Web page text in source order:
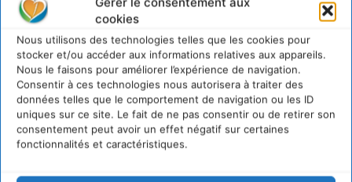
cookies
Nous utilisons des technologies telles que les cookies pour
stocker et/ou accéder aux informations relatives aux appareils.
Nous le faisons pour améliorer l’expérience de navigation.
Consentir à ces technologies nous autorisera à traiter des
données telles que le comportement de navigation ou les ID
uniques sur ce site. Le fait de ne pas consentir ou de retirer son
consentement peut avoir un effet négatif sur certaines
fonctionnalités et caractéristiques.
JE M'ABONNE